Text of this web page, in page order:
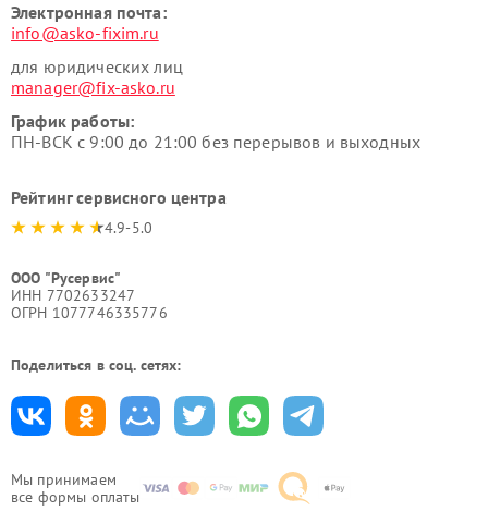
Мы принимаем
все формы оплаты
Электронная почта:
info@asko-fixim.ru
для юридических лиц
manager@fix-asko.ru
График работы:
ПН-ВСК с 9:00 до 21:00 без перерывов и выходных
Рейтинг сервисного центра
4.9-5.0
ООО "Русервис"
ИНН 7702633247
ОГРН 1077746335776
Поделиться в соц. сетях: